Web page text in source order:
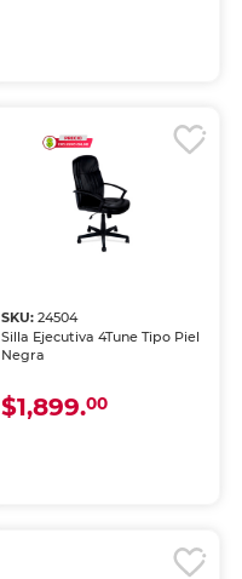
SKU: 24504
Silla Ejecutiva 4Tune Tipo Piel
Negra
$1,899.00